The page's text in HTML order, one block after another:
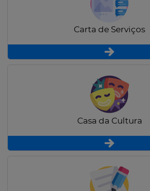
Carta de Serviços
Casa da Cultura